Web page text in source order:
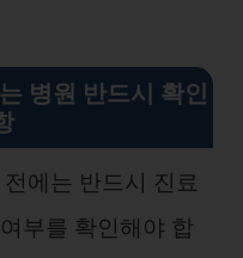
병원 반드시 확인
에는 반드시 진료
부를 확인해야 합